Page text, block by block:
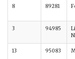
8 89281
3 94985
13 95083